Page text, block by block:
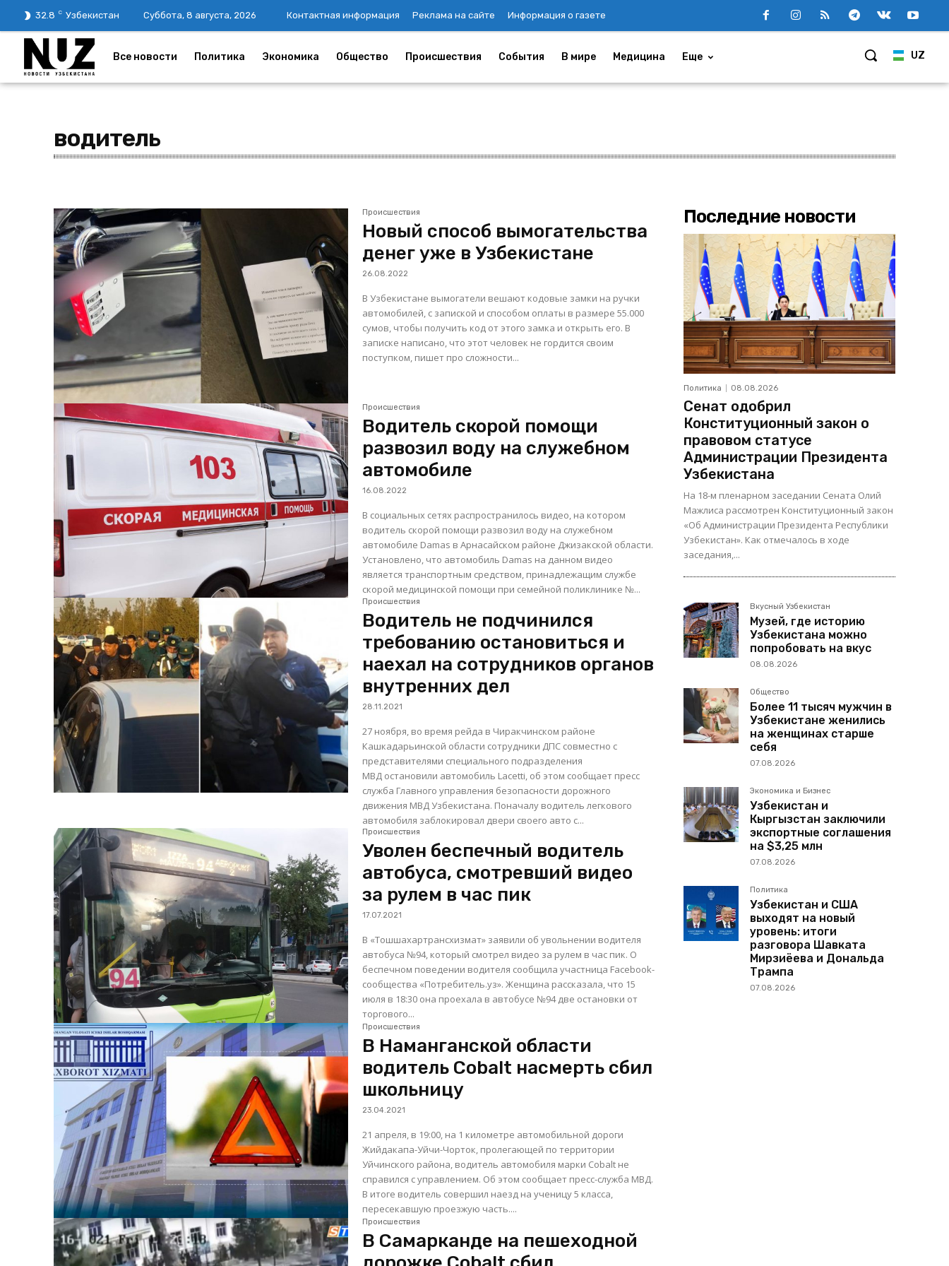
32.8 C Узбекистан Суббота, 8 августа, 2026 Контактная информация Реклама на сайте Информация о газете
UZ
Все новости Политика Экономика Общество Происшествия События В мире Медицина Еще
водитель
Происшествия
Новый способ вымогательства
денег уже в Узбекистане
26.08.2022
В Узбекистане вымогатели вешают кодовые замки на ручки
автомобилей, с запиской и способом оплаты в размере 55.000
сумов, чтобы получить код от этого замка и открыть его. В
записке написано, что этот человек не гордится своим
поступком, пишет про сложности...
Происшествия
Водитель скорой помощи
развозил воду на служебном
автомобиле
16.08.2022
В социальных сетях распространилось видео, на котором
водитель скорой помощи развозил воду на служебном
автомобиле Damas в Арнасайском районе Джизакской области.
Установлено, что автомобиль Damas на данном видео
является транспортным средством, принадлежащим службе
скорой медицинской помощи при семейной поликлинике №...
Происшествия
Водитель не подчинился
требованию остановиться и
наехал на сотрудников органов
внутренних дел
28.11.2021
27 ноября, во время рейда в Чиракчинском районе
Кашкадарьинской области сотрудники ДПС совместно с
представителями специального подразделения
МВД остановили автомобиль Lacetti, об этом сообщает пресс
служба Главного управления безопасности дорожного
движения МВД Узбекистана. Поначалу водитель легкового
автомобиля заблокировал двери своего авто с...
Происшествия
Уволен беспечный водитель
автобуса, смотревший видео
за рулем в час пик
17.07.2021
В «Тошшахартрансхизмат» заявили об увольнении водителя
автобуса №94, который смотрел видео за рулем в час пик. О
беспечном поведении водителя сообщила участница Facebook-
сообщества «Потребитель.уз». Женщина рассказала, что 15
июля в 18:30 она проехала в автобусе №94 две остановки от
торгового...
Происшествия
В Наманганской области
водитель Cobalt насмерть сбил
школьницу
23.04.2021
21 апреля, в 19:00, на 1 километре автомобильной дороги
Жийдакапа-Уйчи-Чорток, пролегающей по территории
Уйчинского района, водитель автомобиля марки Cobalt не
справился с управлением. Об этом сообщает пресс-служба МВД.
В итоге водитель совершил наезд на ученицу 5 класса,
пересекавшую проезжую часть....
Происшествия
В Самарканде на пешеходной
Последние новости
Политика 08.08.2026
Сенат одобрил
Конституционный закон о
правовом статусе
Администрации Президента
Узбекистана
На 18-м пленарном заседании Сената Олий
Мажлиса рассмотрен Конституционный закон
«Об Администрации Президента Республики
Узбекистан». Как отмечалось в ходе
заседания,...
Вкусный Узбекистан
Музей, где историю
Узбекистана можно
попробовать на вкус
08.08.2026
Общество
Более 11 тысяч мужчин в
Узбекистане женились
на женщинах старше
себя
07.08.2026
Экономика и Бизнес
Узбекистан и
Кыргызстан заключили
экспортные соглашения
на $3,25 млн
07.08.2026
Политика
Узбекистан и США
выходят на новый
уровень: итоги
разговора Шавката
Мирзиёева и Дональда
Трампа
07.08.2026